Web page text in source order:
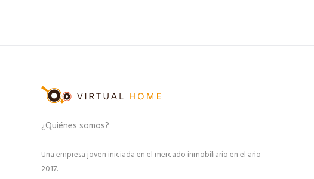
¿Quiénes somos?
Una empresa joven iniciada en el mercado inmobiliario en el año
2017.